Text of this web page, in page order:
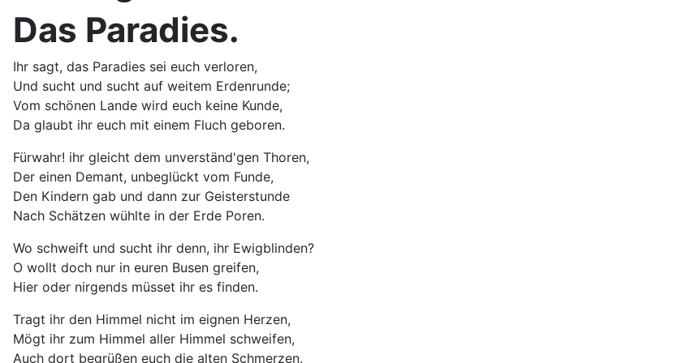
Das Paradies.
Ihr sagt, das Paradies sei euch verloren,
Und sucht und sucht auf weitem Erdenrunde;
Vom schönen Lande wird euch keine Kunde,
Da glaubt ihr euch mit einem Fluch geboren.
Fürwahr! ihr gleicht dem unverständ'gen Thoren,
Der einen Demant, unbeglückt vom Funde,
Den Kindern gab und dann zur Geisterstunde
Nach Schätzen wühlte in der Erde Poren.
Wo schweift und sucht ihr denn, ihr Ewigblinden?
O wollt doch nur in euren Busen greifen,
Hier oder nirgends müsset ihr es finden.
Tragt ihr den Himmel nicht im eignen Herzen,
Mögt ihr zum Himmel aller Himmel schweifen,
Auch dort begrüßen euch die alten Schmerzen.